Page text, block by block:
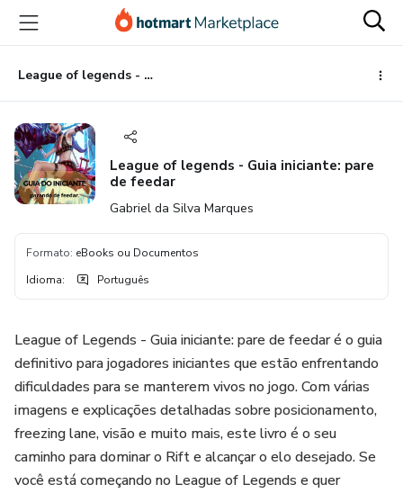
para
conteúdo
principal
para
pagamento
para
rodapé
League of legends - Guia iniciante: pare de feedar
League of legends - Guia iniciante: pare
de feedar
Gabriel da Silva Marques
Formato: eBooks ou Documentos
Idioma: Português
League of Legends - Guia iniciante: pare de feedar é o guia
definitivo para jogadores iniciantes que estão enfrentando
dificuldades para se manterem vivos no jogo. Com várias
imagens e explicações detalhadas sobre posicionamento,
freezing lane, visão e muito mais, este livro é o seu
caminho para dominar o Rift e alcançar o elo desejado. Se
você está começando no League of Legends e quer